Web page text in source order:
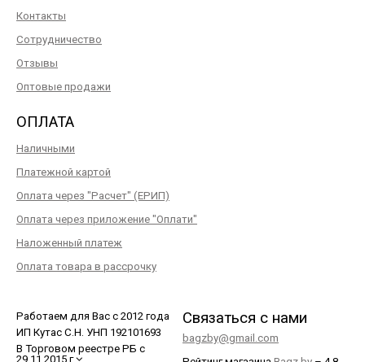
Контакты
Сотрудничество
Отзывы
Оптовые продажи
ОПЛАТА
Наличными
Платежной картой
Оплата через "Расчет" (ЕРИП)
Оплата через приложение "Оплати"
Наложенный платеж
Оплата товара в рассрочку
Работаем для Вас с 2012 года
ИП Кутас С.Н. УНП 192101693
В Торговом реестре РБ с
29.11.2015 г
Связаться с нами
bagzby@gmail.com